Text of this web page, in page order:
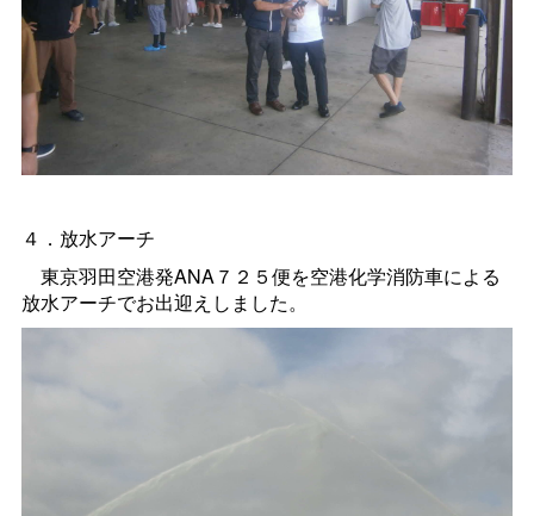
４．放水アーチ
東京羽田空港発ANA７２５便を空港化学消防車による
放水アーチでお出迎えしました。